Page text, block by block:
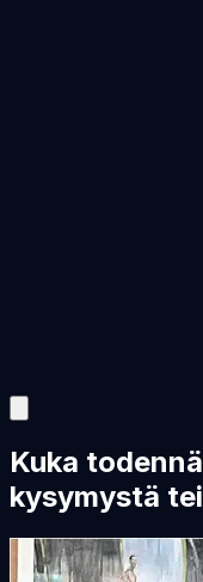
Kuka
kysymystä